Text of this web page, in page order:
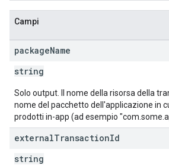
Campi
packageName
string
Solo output. Il nome della risorsa della
nome del pacchetto dell'applicazione in
prodotti in-app (ad esempio
externalTransactionId
string